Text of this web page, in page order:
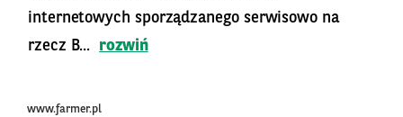
internetowych sporządzanego serwisowo na
rzecz B...
rozwiń
www.farmer.pl